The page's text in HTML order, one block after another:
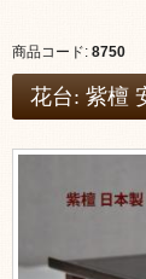
商品コード: 8750
花台: 紫檀